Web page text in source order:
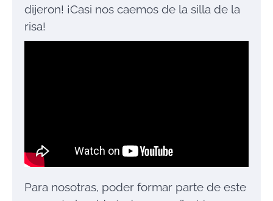
dijeron! ¡Casi nos caemos de la silla de la
risa!
Para nosotras, poder formar parte de este